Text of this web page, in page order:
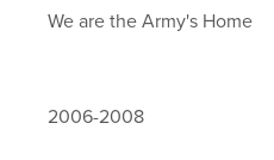
We are the Army's Home
2006-2008